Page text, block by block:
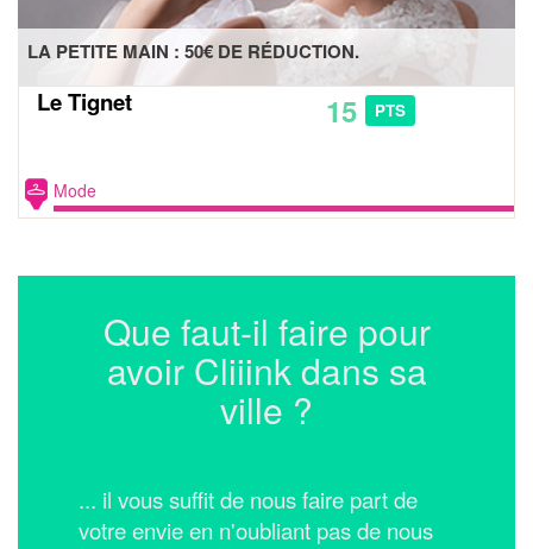
LA PETITE MAIN : 50€ DE RÉDUCTION.
Le Tignet 15 PTS
Mode
Que faut-il faire pour
avoir Cliiink dans sa
ville ?
... il vous suffit de nous faire part de
votre envie en n'oubliant pas de nous